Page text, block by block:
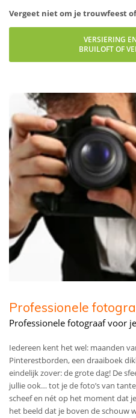
Vergeet niet om je trouwfeest
VERSIERING
BRUILOFT OF
Professionele
Professionele fotograaf voor
Iedereen kent het wel: maanden
Pinterestborden, een draaiboek
eindelijk zover: de grote dag! De
jullie ook… tot je de foto’s van
scheef en nét op het moment dat
het beeld dat je boven de schouw